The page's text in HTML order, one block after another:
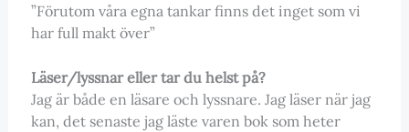
”Förutom våra egna tankar finns det inget som vi
har full makt över”
Läser/lyssnar eller tar du helst på?
Jag är både en läsare och lyssnare. Jag läser när jag
kan, det senaste jag läste varen bok som heter